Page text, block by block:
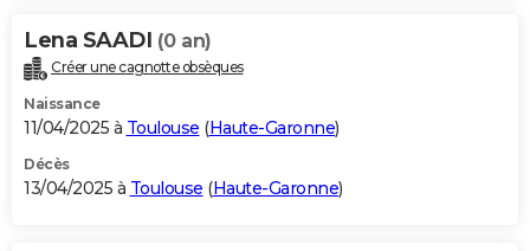
Lena SAADI (0 an)
Créer une cagnotte obsèques
Naissance
11/04/2025 à Toulouse (Haute-Garonne)
Décès
13/04/2025 à Toulouse (Haute-Garonne)